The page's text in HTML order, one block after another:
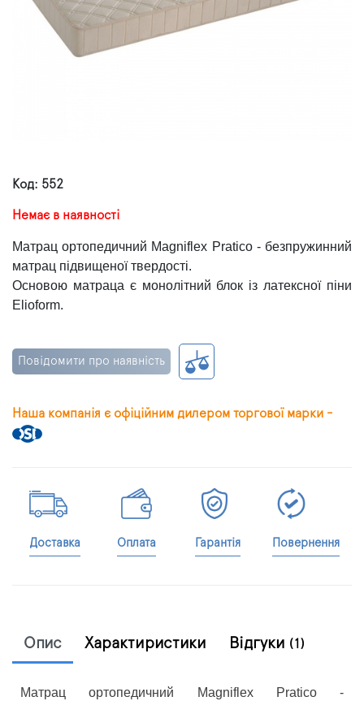
Код: 552
Немає в наявності
Матрац ортопедичний Magniflex Pratico - безпружинний
матрац підвищеної твердості.
Основою матраца є монолітний блок із латексної піни
Elioform.
Повідомити про наявність
Наша компанія є офіційним дилером торгової марки -
Доставка Оплата Гарантія Повернення
Опис Характиристики Відгуки (1)
Матрац ортопедичний Magniflex Pratico -